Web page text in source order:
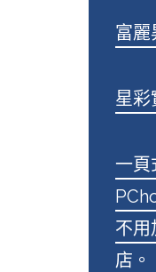
富麗
星彩
一頁
不用
店。